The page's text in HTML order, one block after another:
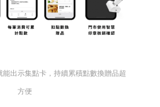
能出示集點卡，持續累積點數換贈品超
方便